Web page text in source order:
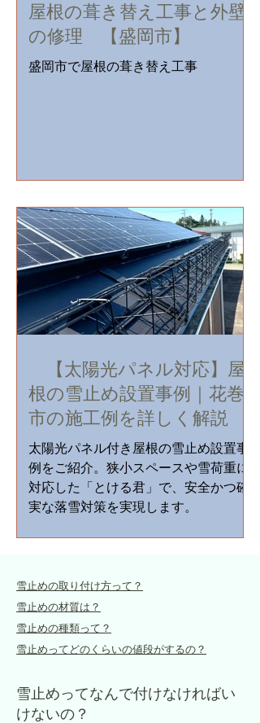
屋根の葺き替え工事と外壁
の修理 【盛岡市】
盛岡市で屋根の葺き替え工事
【太陽光パネル対応】屋
根の雪止め設置事例｜花巻
市の施工例を詳しく解説
太陽光パネル付き屋根の雪止め設置事
例をご紹介。狭小スペースや雪荷重に
対応した「とける君」で、安全かつ確
実な落雪対策を実現します。
雪止めの取り付け方って？
雪止めの材質は？
雪止めの種類って？
雪止めってどのくらいの値段がするの？
雪止めってなんで付けなければい
けないの？